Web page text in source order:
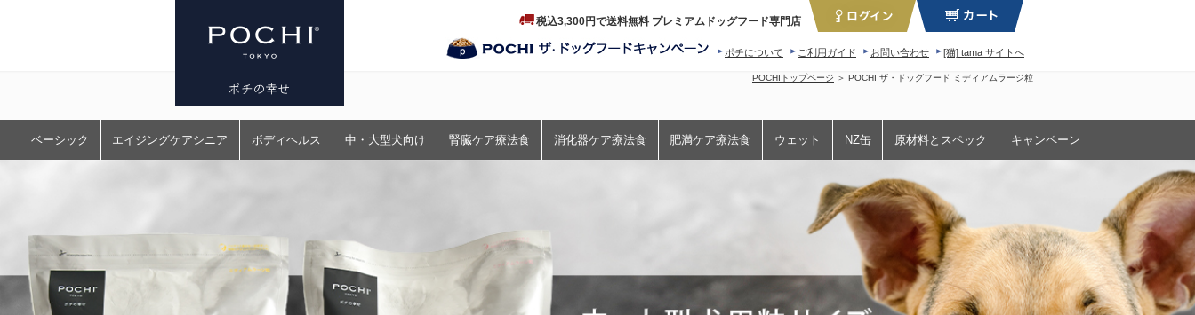
プレミアム
ドッグフー
通販 POCHI
- ポチ公式サ
税込3,300円で送料無料 プレミアムドッグフード専門店
[猫] tama サイトへ
お問い合わせ
ご利用ガイド
ポチについて
POCHIトップページ ＞ POCHI ザ・ドッグフード ミディアムラージ粒
ベーシック エイジングケアシニア ボディヘルス 中・大型犬向け 腎臓ケア療法食 消化器ケア療法食 肥満ケア療法食 ウェット NZ缶 原材料とスペック キャンペーン